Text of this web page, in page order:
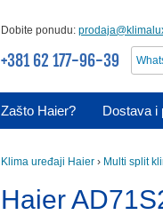
Dobite ponudu:
+381 62 177-96-39
Zašto Haier? Dostava i
Klima uređaji Haier › Multi split
Haier